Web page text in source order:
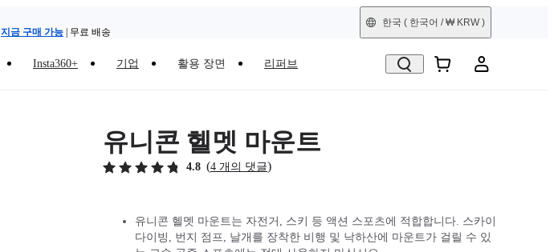
지금 구매 가능 | 무료 배송
한국 ( 한국어 / ₩ KRW )
Insta360+ 기업 활용 장면 리퍼브
유니콘 헬멧 마운트
4.8 (4 개의 댓글)
유니콘 헬멧 마운트는 자전거, 스키 등 액션 스포츠에 적합합니다. 스카이
다이빙, 번지 점프, 날개를 장착한 비행 및 낙하산에 마운트가 걸릴 수 있